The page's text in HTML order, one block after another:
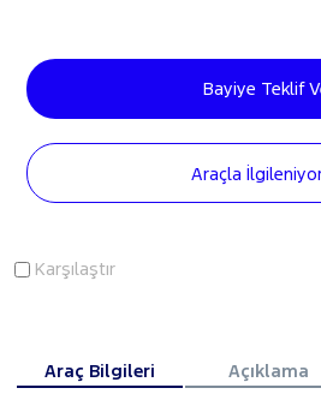
Bayiye Teklif
Araçla
Karşılaştır
Araç Bilgileri Açıklama